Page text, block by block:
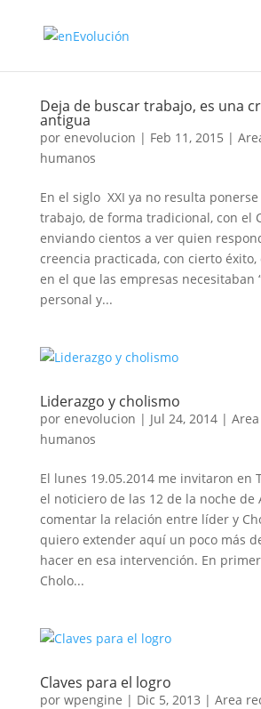
Deja de buscar trabajo, es una
antigua
por enevolucion | Feb 11, 2015 |
humanos
En el siglo XXI ya no resulta
trabajo, de forma tradicional, con el
enviando cientos a ver quien
creencia practicada, con cierto éxito,
en el que las empresas necesitaban
personal y...
Liderazgo y cholismo
por enevolucion | Jul 24, 2014|
humanos
El lunes 19.05.2014 me invitaron en
el noticiero de las 12 de la noche de
comentar la relación entre líder y
quiero extender aquí un poco más
hacer en esa intervención. En
Cholo...
Claves para el logro
por wpengine | Dic 5, 2013 | Area